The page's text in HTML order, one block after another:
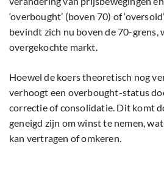
‘overbought’ (boven 70) of
bevindt zich nu boven de 70-grens,
overgekochte markt.
Hoewel de koers theoretisch nog
verhoogt een overbought-status
correctie of consolidatie. Dit komt
geneigd zijn om winst te nemen,
kan vertragen of omkeren.